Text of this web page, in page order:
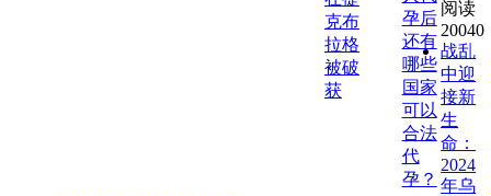
克布
拉格
被破
获
孕后
还有
哪些
国家
可以
合法
代
孕？
阅读
20040
战乱
中迎
接新
生
命：
2024
年乌